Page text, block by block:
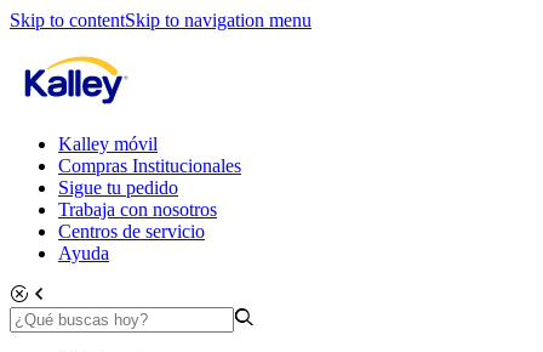
Skip to contentSkip to navigation menu
Kalley móvil
Compras Institucionales
Sigue tu pedido
Trabaja con nosotros
Centros de servicio
Ayuda